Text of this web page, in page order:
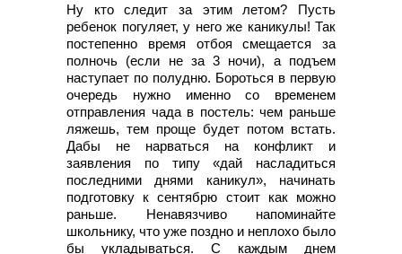
Ну кто следит за этим летом? Пусть
ребенок погуляет, у него же каникулы! Так
постепенно время отбоя смещается за
полночь (если не за 3 ночи), а подъем
наступает по полудню. Бороться в первую
очередь нужно именно со временем
отправления чада в постель: чем раньше
ляжешь, тем проще будет потом встать.
Дабы не нарваться на конфликт и
заявления по типу «дай насладиться
последними днями каникул», начинать
подготовку к сентябрю стоит как можно
раньше. Ненавязчиво напоминайте
школьнику, что уже поздно и неплохо было
бы укладываться. С каждым днем